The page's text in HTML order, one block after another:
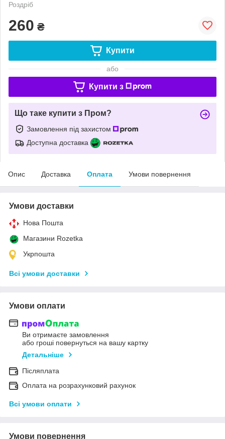
Роздріб
260 ₴
Купити
або
Купити з
Що таке купити з Пром?
Замовлення під захистом
Доступна доставка
Опис Доставка Оплата Умови повернення
Умови доставки
Нова Пошта
Магазини Rozetka
Укрпошта
Всі умови доставки
Умови оплати
Ви отримаєте замовлення
або гроші повернуться на вашу картку
Детальніше
Післяплата
Оплата на розрахунковий рахунок
Всі умови оплати
Умови повернення